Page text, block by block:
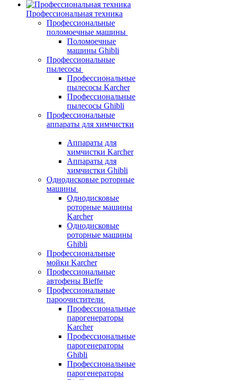
Профессиональная техника
Профессиональные
поломоечные машины
Поломоечные
машины Ghibli
Профессиональные
пылесосы
Профессиональные
пылесосы Karcher
Профессиональные
пылесосы Ghibli
Профессиональные
аппараты для химчистки
Аппараты для
химчистки Karcher
Аппараты для
химчистки Ghibli
Однодисковые роторные
машины
Однодисковые
роторные машины
Karcher
Однодисковые
роторные машины
Ghibli
Профессиональные
мойки Karcher
Профессиональные
автофены Bieffe
Профессиональные
пароочистители
Профессиональные
парогенераторы
Karcher
Профессиональные
парогенераторы
Ghibli
Профессиональные
парогенераторы